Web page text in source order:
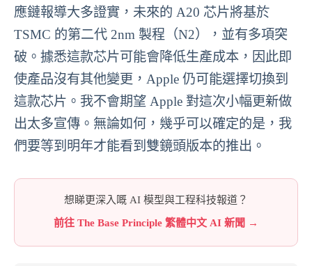
應鏈報導大多證實，未來的 A20 芯片將基於
TSMC 的第二代 2nm 製程（N2），並有多項突
破。據悉這款芯片可能會降低生產成本，因此即
使產品沒有其他變更，Apple 仍可能選擇切換到
這款芯片。我不會期望 Apple 對這次小幅更新做
出太多宣傳。無論如何，幾乎可以確定的是，我
們要等到明年才能看到雙鏡頭版本的推出。
想睇更深入嘅 AI 模型與工程科技報道？
前往 The Base Principle 繁體中文 AI 新聞 →